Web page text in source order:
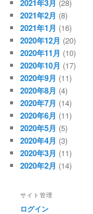
2021年3月 (28)
2021年2月 (8)
2021年1月 (16)
2020年12月 (20)
2020年11月 (10)
2020年10月 (17)
2020年9月 (11)
2020年8月 (4)
2020年7月 (14)
2020年6月 (11)
2020年5月 (5)
2020年4月 (3)
2020年3月 (11)
2020年2月 (14)
サイト管理
ログイン